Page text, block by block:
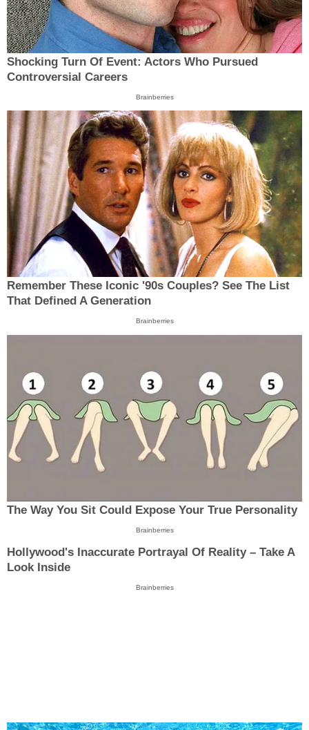
Shocking Turn Of Event: Actors Who Pursued
Controversial Careers
Brainberries
Remember These Iconic '90s Couples? See The List
That Defined A Generation
Brainberries
The Way You Sit Could Expose Your True Personality
Brainberries
Hollywood's Inaccurate Portrayal Of Reality – Take A
Look Inside
Brainberries